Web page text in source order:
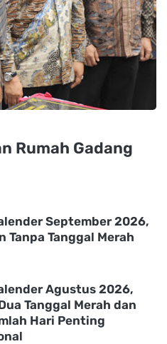
Rumah Gadang
September 2026,
Tanpa Tanggal Merah
Agustus 2026,
Tanggal Merah dan
Hari Penting